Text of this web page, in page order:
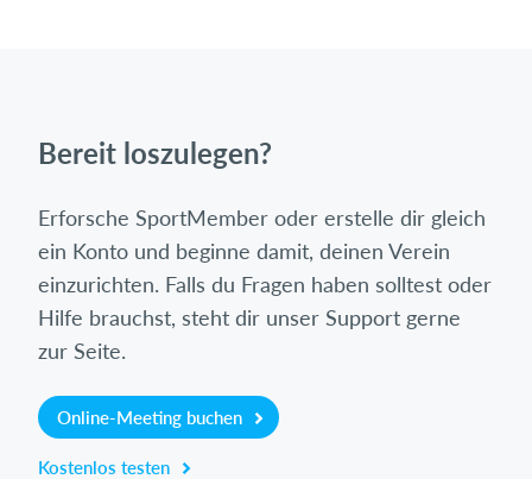
Bereit loszulegen?
Erforsche SportMember oder erstelle dir gleich
ein Konto und beginne damit, deinen Verein
einzurichten. Falls du Fragen haben solltest oder
Hilfe brauchst, steht dir unser Support gerne
zur Seite.
Online-Meeting buchen
Kostenlos testen